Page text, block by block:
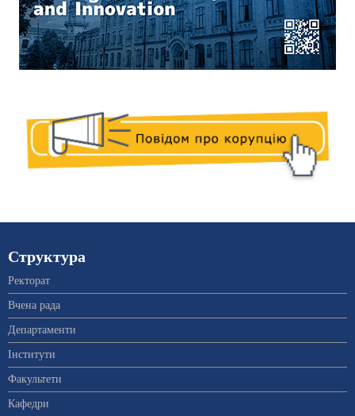
Структура
Ректорат
Вчена рада
Департаменти
Інститути
Факультети
Кафедри